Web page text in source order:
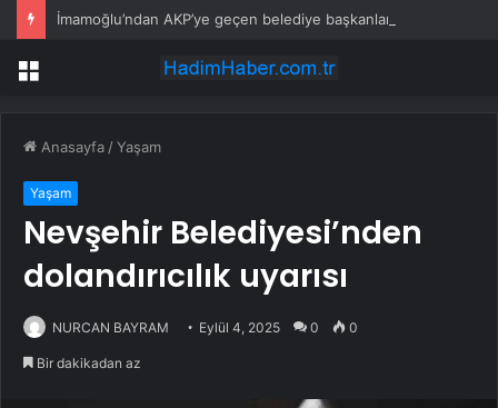
İmamoğlu’ndan AKP’ye geçen belediye başkanlarına tepki
Menü
Anasayfa /Yaşam
Yaşam
Nevşehir Belediyesi’nden
dolandırıcılık uyarısı
NURCAN BAYRAM Eylül 4, 2025 0 0
Bir dakikadan az